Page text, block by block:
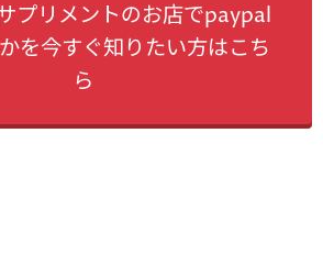
プリメントのお店でpaypal
を今すぐ知りたい方はこち
ら